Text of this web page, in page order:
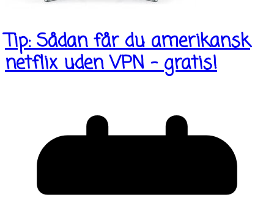
Tip: Sådan får du amerikansk
netflix uden VPN – gratis!